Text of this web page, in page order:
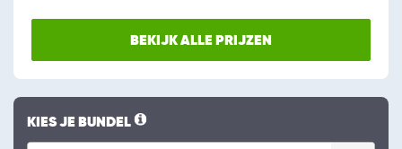
BEKIJK ALLE PRIJZEN
KIES JE BUNDEL